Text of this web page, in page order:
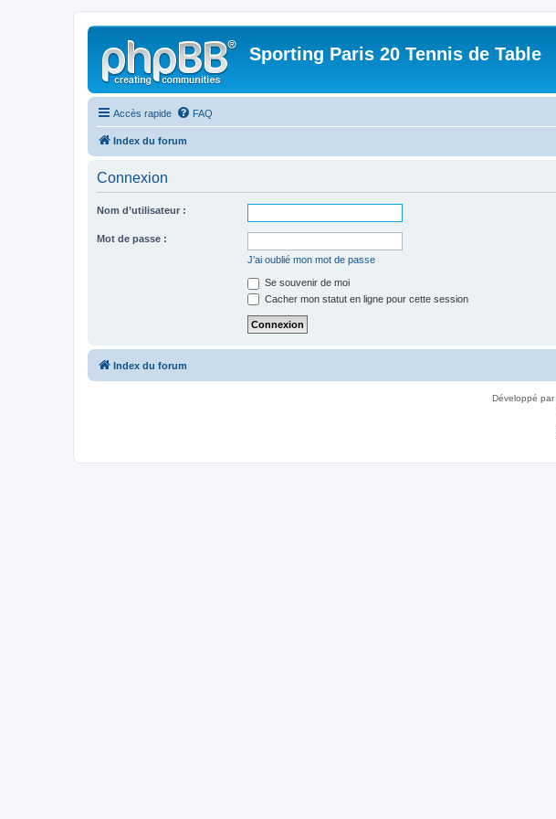
Sporting Paris 20 Tennis de Table
Accès rapide FAQ
Index du forum
Connexion
Nom d’utilisateur :
Mot de passe :
J’ai oublié mon mot de passe
Se souvenir de moi
Cacher mon statut en ligne pour cette session
Index du forum
Développé par